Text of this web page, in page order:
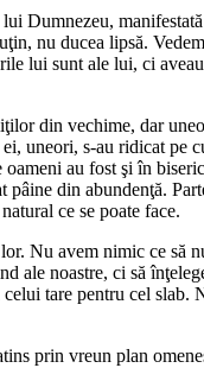
Dumnezeu,
nu ducea lipsă.
lui sunt ale lui, ci
din vechime, dar
uneori, s-au ridicat pe
au fost şi în
pâine din abundenţă.
ce se poate face.
Nu avem nimic ce să
ale noastre, ci să
tare pentru cel slab.
prin vreun plan